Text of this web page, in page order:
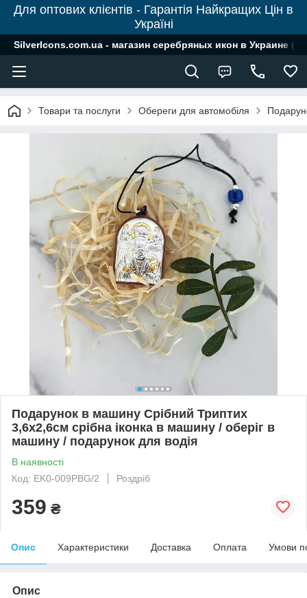
Для оптових клієнтів - Гарантія Найкращих Цін в
Україні
SilverIcons.com.ua - магазин серебряных икон в Украине (
Товари та послуги Обереги для автомобіля
Подарунок в машину Срібний Триптих
3,6х2,6см срібна іконка в машину / оберіг в
машину / подарунок для водія
В наявності
Код: EK0-009PBG/2
Роздріб
359 ₴
Опис Характеристики Доставка Оплата Умови
Опис